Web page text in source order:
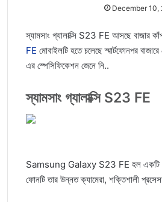
December 10,
স্যামসাং গ্যালাক্সি S23 FE আসছে বাজার
FE মোবাইলটি হতে চলেছে স্মার্টফোনপর
এর স্পেসিফিকেশন জেনে নি..
স্যামসাং গ্যালাক্সি S23 FE
Samsung Galaxy S23 FE হল একটি নতুন
ফোনটি তার উন্নত ক্যামেরা, শক্তিশালী প্রসেসর